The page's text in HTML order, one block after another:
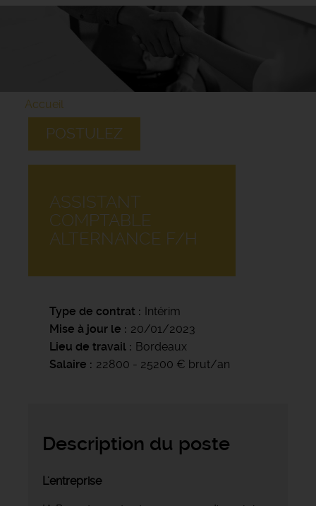
Accueil
POSTULEZ
ASSISTANT
COMPTABLE
ALTERNANCE F/H
Type de contrat
Intérim
Mise à jour le
20/01/2023
Lieu de travail
Bordeaux
Salaire
22800 - 25200 € brut/an
Description du poste
L'entreprise